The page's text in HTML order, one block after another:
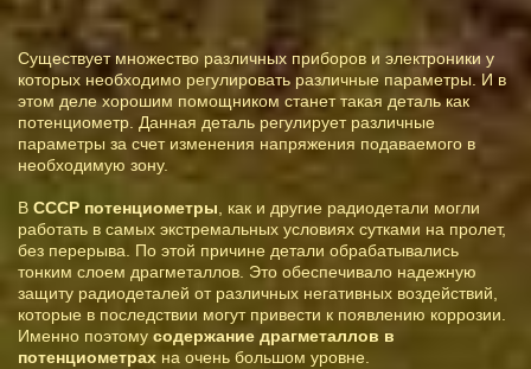
Существует множество различных приборов и электроники у
которых необходимо регулировать различные параметры. И в
этом деле хорошим помощником станет такая деталь как
потенциометр. Данная деталь регулирует различные
параметры за счет изменения напряжения подаваемого в
необходимую зону.
В СССР потенциометры, как и другие радиодетали могли
работать в самых экстремальных условиях сутками на пролет,
без перерыва. По этой причине детали обрабатывались
тонким слоем драгметаллов. Это обеспечивало надежную
защиту радиодеталей от различных негативных воздействий,
которые в последствии могут привести к появлению коррозии.
Именно поэтому содержание драгметаллов в
потенциометрах на очень большом уровне.